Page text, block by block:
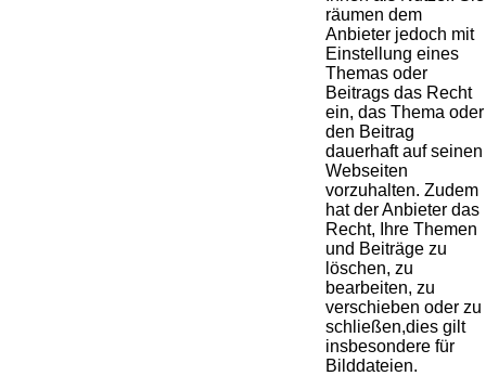
räumen dem
Anbieter jedoch mit
Einstellung eines
Themas oder
Beitrags das Recht
ein, das Thema oder
den Beitrag
dauerhaft auf seinen
Webseiten
vorzuhalten. Zudem
hat der Anbieter das
Recht, Ihre Themen
und Beiträge zu
löschen, zu
bearbeiten, zu
verschieben oder zu
schließen,dies gilt
insbesondere für
Bilddateien.